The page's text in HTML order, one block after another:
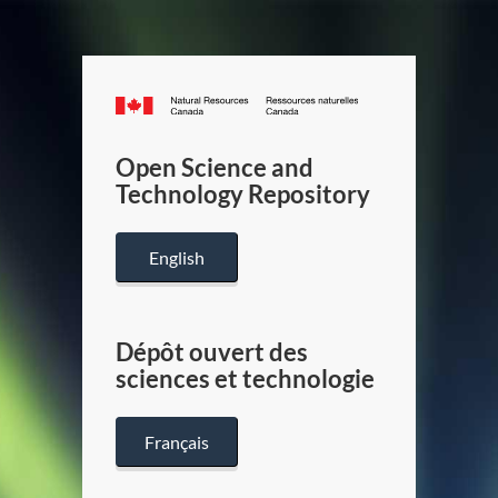
Canada.ca
/
Canada
Open Science and
Technology Repository
English
Dépôt ouvert des
sciences et technologie
Français